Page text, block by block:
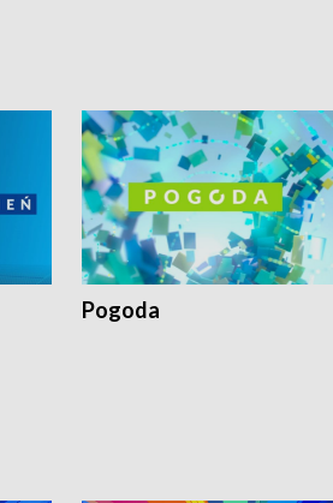
Pogoda